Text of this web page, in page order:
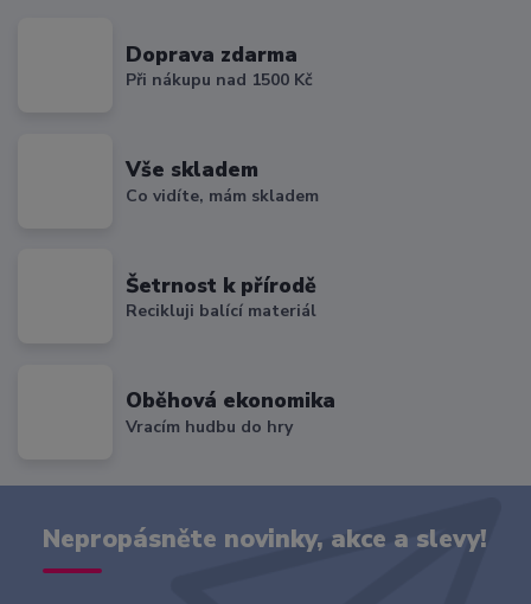
Doprava zdarma
Při nákupu nad 1500 Kč
Vše skladem
Co vidíte, mám skladem
Šetrnost k přírodě
Recikluji balící materiál
Oběhová ekonomika
Vracím hudbu do hry
Nepropásněte novinky, akce a slevy!